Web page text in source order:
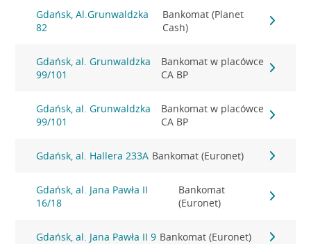
Gdańsk, Al.Grunwaldzka
82
Bankomat (Planet
Cash)
Gdańsk, al. Grunwaldzka
99/101
Bankomat w placówce
CA BP
Gdańsk, al. Grunwaldzka
99/101
Bankomat w placówce
CA BP
Gdańsk, al. Hallera 233A Bankomat (Euronet)
Gdańsk, al. Jana Pawła II
16/18
Bankomat
(Euronet)
Gdańsk, al. Jana Pawła II 9 Bankomat (Euronet)